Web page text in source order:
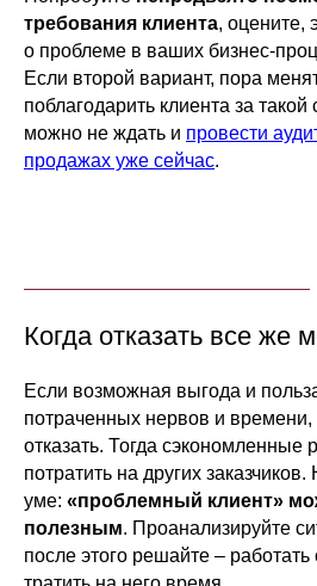
требования клиента, оцените,
о проблеме в ваших бизнес-
Если второй вариант, пора
поблагодарить клиента за такой
можно не ждать и провести
продажах уже сейчас.
Когда отказать все же
Если возможная выгода и
потраченных нервов и времени,
отказать. Тогда сэкономленные
потратить на других
уме: «проблемный клиент»
полезным. Проанализируйте
после этого решайте – работать